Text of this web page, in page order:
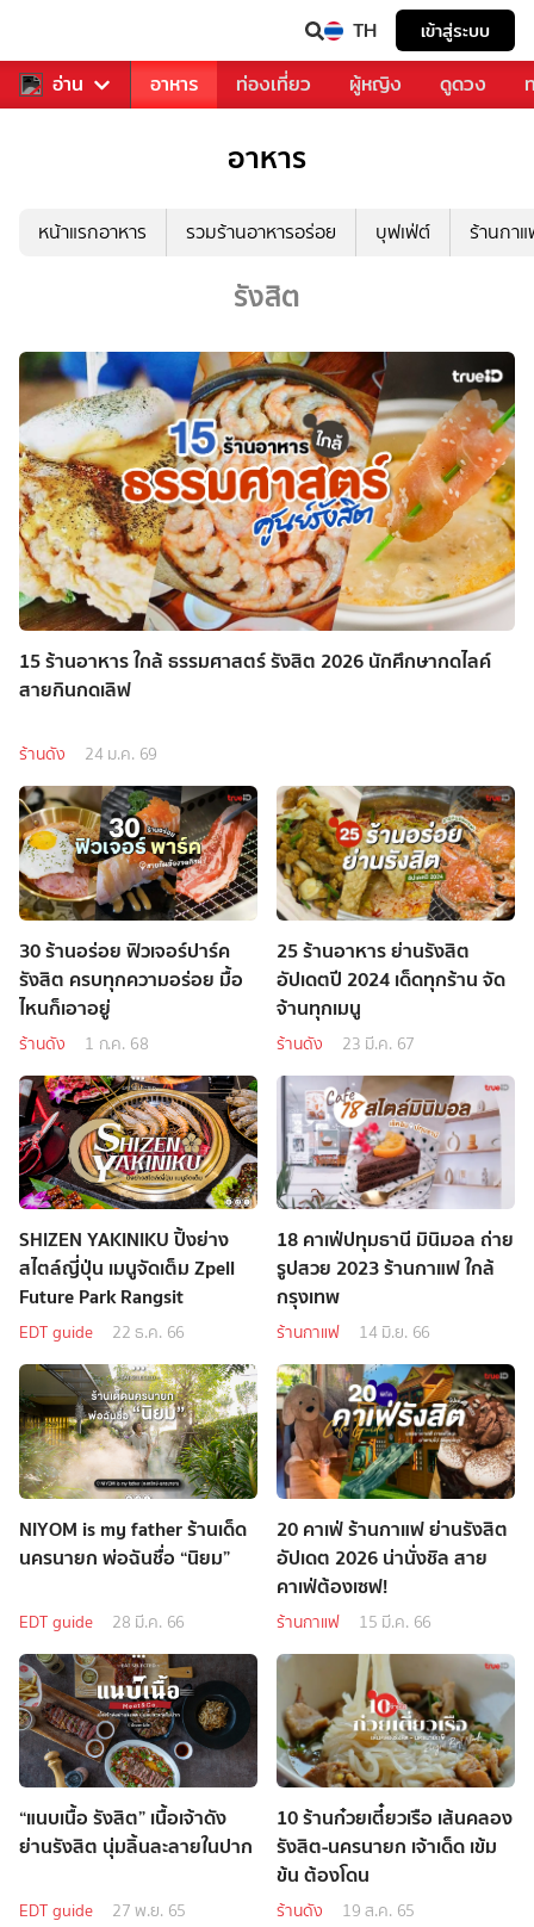
TH เข้าสู่ระบบ
อ่าน
รวงการเพลง อาหาร ท่องเที่ยว ผู้หญิง ดูดวง
อาหาร
หน้าแรกอาหาร รวมร้านอาหารอร่อย บุฟเฟ่ต์ ร้านกา
รังสิต
15 ร้านอาหาร ใกล้ ธรรมศาสตร์ รังสิต 2026 นักศึกษากดไลค์
สายกินกดเลิฟ
ร้านดัง 24 ม.ค. 69
30 ร้านอร่อย ฟิวเจอร์ปาร์ค
รังสิต ครบทุกความอร่อย มื้อ
ไหนก็เอาอยู่
ร้านดัง 1 ก.ค. 68
25 ร้านอาหาร ย่านรังสิต
อัปเดตปี 2024 เด็ดทุกร้าน จัด
จ้านทุกเมนู
ร้านดัง 23 มี.ค. 67
SHIZEN YAKINIKU ปิ้งย่าง
สไตล์ญี่ปุ่น เมนูจัดเต็ม Zpell
Future Park Rangsit
EDT guide 22 ธ.ค. 66
18 คาเฟ่ปทุมธานี มินิมอล ถ่าย
รูปสวย 2023 ร้านกาแฟ ใกล้
กรุงเทพ
ร้านกาแฟ 14 มิ.ย. 66
NIYOM is my father ร้านเด็ด
นครนายก พ่อฉันชื่อ “นิยม”
EDT guide 28 มี.ค. 66
20 คาเฟ่ ร้านกาแฟ ย่านรังสิต
อัปเดต 2026 น่านั่งชิล สาย
คาเฟ่ต้องเซฟ!
ร้านกาแฟ 15 มี.ค. 66
“แนบเนื้อ รังสิต” เนื้อเจ้าดัง
ย่านรังสิต นุ่มลิ้นละลายในปาก
EDT guide 27 พ.ย. 65
10 ร้านก๋วยเตี๋ยวเรือ เส้นคลอง
รังสิต-นครนายก เจ้าเด็ด เข้ม
ข้น ต้องโดน
ร้านดัง 19 ส.ค. 65